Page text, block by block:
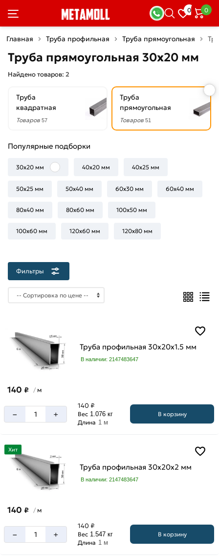
0 0
Главная Труба профильная Труба прямоугольная
Труба прямоугольная 30х20 мм
Найдено товаров: 2
Труба
квадратная
Товаров 57
Труба
прямоугольная
Товаров 51
Популярные подборки
30х20 мм 40х20 мм 40х25 мм
50х25 мм 50х40 мм 60х30 мм 60х40 мм
80х40 мм 80х60 мм 100х50 мм
100х60 мм 120х60 мм 120х80 мм
Фильтры
Фильтры
×
скидкой
Цена
руб.
Толщина
1.5
2
Высота
Ширина
мм
трубы
6
м
Труба профильная 30х20х1.5 мм
В наличии: 2147483647
140 ₽ / м
– +
140 ₽
Вес 1.076 кг
Длина 1 м
В корзину
Хит
Труба профильная 30х20х2 мм
В наличии: 2147483647
140 ₽ / м
– +
140 ₽
Вес 1.547 кг
Длина 1 м
В корзину